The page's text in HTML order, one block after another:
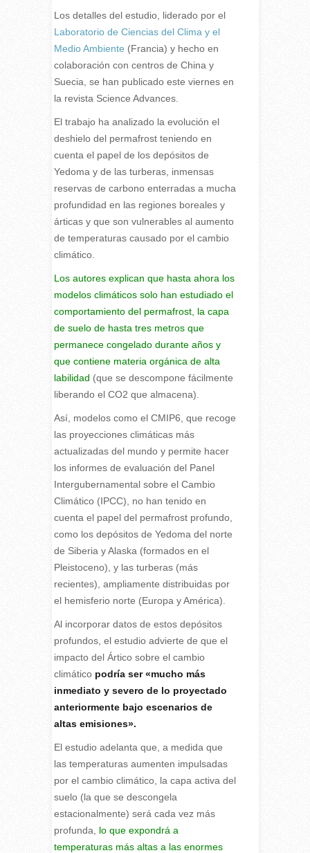
Los detalles del estudio, liderado por el
Laboratorio de Ciencias del Clima y el
Medio Ambiente (Francia) y hecho en
colaboración con centros de China y
Suecia, se han publicado este viernes en
la revista Science Advances.
El trabajo ha analizado la evolución el
deshielo del permafrost teniendo en
cuenta el papel de los depósitos de
Yedoma y de las turberas, inmensas
reservas de carbono enterradas a mucha
profundidad en las regiones boreales y
árticas y que son vulnerables al aumento
de temperaturas causado por el cambio
climático.
Los autores explican que hasta ahora los
modelos climáticos solo han estudiado el
comportamiento del permafrost, la capa
de suelo de hasta tres metros que
permanece congelado durante años y
que contiene materia orgánica de alta
labilidad (que se descompone fácilmente
liberando el CO2 que almacena).
Así, modelos como el CMIP6, que recoge
las proyecciones climáticas más
actualizadas del mundo y permite hacer
los informes de evaluación del Panel
Intergubernamental sobre el Cambio
Climático (IPCC), no han tenido en
cuenta el papel del permafrost profundo,
como los depósitos de Yedoma del norte
de Siberia y Alaska (formados en el
Pleistoceno), y las turberas (más
recientes), ampliamente distribuidas por
el hemisferio norte (Europa y América).
Al incorporar datos de estos depósitos
profundos, el estudio advierte de que el
impacto del Ártico sobre el cambio
climático podría ser «mucho más
inmediato y severo de lo proyectado
anteriormente bajo escenarios de
altas emisiones».
El estudio adelanta que, a medida que
las temperaturas aumenten impulsadas
por el cambio climático, la capa activa del
suelo (la que se descongela
estacionalmente) será cada vez más
profunda, lo que expondrá a
temperaturas más altas a las enormes